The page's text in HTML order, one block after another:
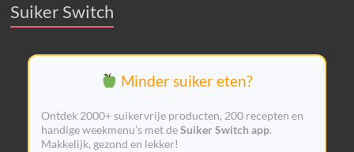
Suiker Switch
Minder suiker eten?
Ontdek 2000+ suikervrije producten, 200 recepten en
handige weekmenu’s met deSuiker Switch app.
Makkelijk, gezond en lekker!